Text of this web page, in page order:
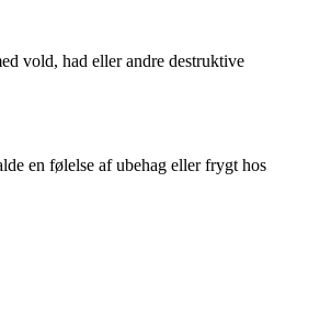
vold, had eller andre destruktive
en følelse af ubehag eller frygt hos